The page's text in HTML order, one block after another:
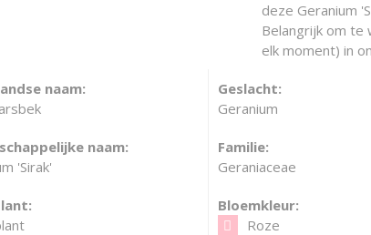
deze Geranium
Belangrijk om te
elk moment) in
naam:
naam:
'Sirak'
Geslacht:
Geranium
Familie:
Geraniaceae
Bloemkleur:
Roze